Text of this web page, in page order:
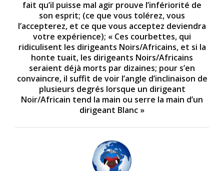
fait qu’il puisse mal agir prouve l’infériorité de
son esprit; (ce que vous tolérez, vous
l’accepterez, et ce que vous acceptez deviendra
votre expérience); « Ces courbettes, qui
ridiculisent les dirigeants Noirs/Africains, et si la
honte tuait, les dirigeants Noirs/Africains
seraient déjà morts par dizaines; pour s’en
convaincre, il suffit de voir l’angle d’inclinaison de
plusieurs degrés lorsque un dirigeant
Noir/Africain tend la main ou serre la main d’un
dirigeant Blanc »